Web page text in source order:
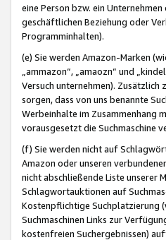
eine Person bzw. ein
geschäftlichen Beziehung oder
Programminhalten).
(e) Sie werden Amazon-Marken
„ammazon“, „amaozn“ und
Versuch unternehmen).
sorgen, dass von uns benannte
Werbeinhalte im Zusammenhang
vorausgesetzt die Suchmaschine
(f) Sie werden nicht auf
Amazon oder unseren
nicht abschließende Liste unserer
Schlagwortauktionen auf
Kostenpflichtige Suchplatzierung
Suchmaschinen Links zur
kostenfreien Suchergebnissen)